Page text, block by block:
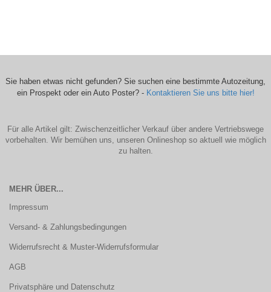
Sie haben etwas nicht gefunden? Sie suchen eine bestimmte Autozeitung,
ein Prospekt oder ein Auto Poster? - Kontaktieren Sie uns bitte hier!
Für alle Artikel gilt: Zwischenzeitlicher Verkauf über andere Vertriebswege
vorbehalten. Wir bemühen uns, unseren Onlineshop so aktuell wie möglich
zu halten.
MEHR ÜBER...
Impressum
Versand- & Zahlungsbedingungen
Widerrufsrecht & Muster-Widerrufsformular
AGB
Privatsphäre und Datenschutz